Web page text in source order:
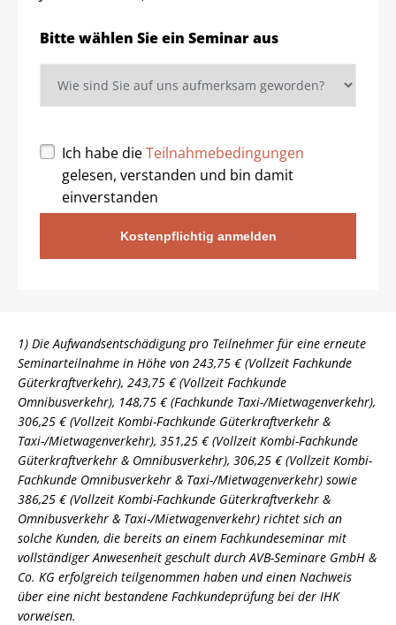
Bitte wählen Sie ein Seminar aus
Ich habe dieTeilnahmebedingungen
gelesen, verstanden und bin damit
einverstanden
Kostenpflichtig anmelden
1) Die Aufwandsentschädigung pro Teilnehmer für eine erneute
Seminarteilnahme in Höhe von 243,75 € (Vollzeit Fachkunde
Güterkraftverkehr), 243,75 € (Vollzeit Fachkunde
Omnibusverkehr), 148,75 € (Fachkunde Taxi-/Mietwagenverkehr),
306,25 € (Vollzeit Kombi-Fachkunde Güterkraftverkehr &
Taxi-/Mietwagenverkehr), 351,25 € (Vollzeit Kombi-Fachkunde
Güterkraftverkehr & Omnibusverkehr), 306,25 € (Vollzeit Kombi-
Fachkunde Omnibusverkehr & Taxi-/Mietwagenverkehr) sowie
386,25 € (Vollzeit Kombi-Fachkunde Güterkraftverkehr &
Omnibusverkehr & Taxi-/Mietwagenverkehr) richtet sich an
solche Kunden, die bereits an einem Fachkundeseminar mit
vollständiger Anwesenheit geschult durch AVB-Seminare GmbH &
Co. KG erfolgreich teilgenommen haben und einen Nachweis
über eine nicht bestandene Fachkundeprüfung bei der IHK
vorweisen.